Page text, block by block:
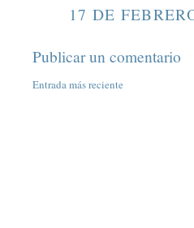
17 DE
Publicar un comentario
Entrada más reciente